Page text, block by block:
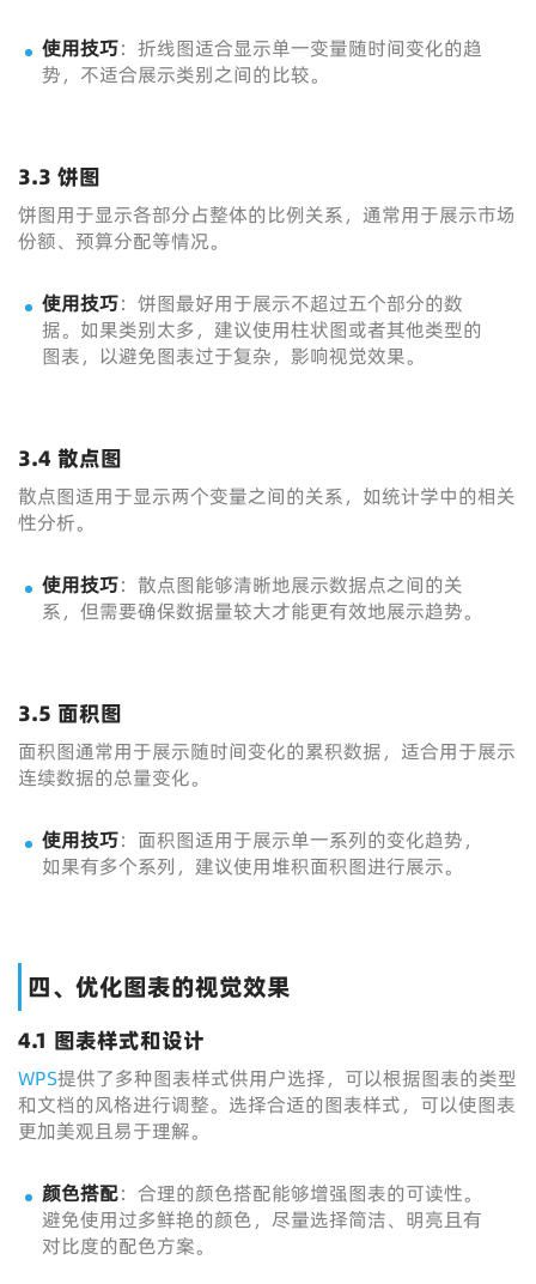
使用技巧：折线图适合显示单一变量随时间变化的趋
势，不适合展示类别之间的比较。
3.3 饼图
饼图用于显示各部分占整体的比例关系，通常用于展示市场
份额、预算分配等情况。
使用技巧：饼图最好用于展示不超过五个部分的数
据。如果类别太多，建议使用柱状图或者其他类型的
图表，以避免图表过于复杂，影响视觉效果。
3.4 散点图
散点图适用于显示两个变量之间的关系，如统计学中的相关
性分析。
使用技巧：散点图能够清晰地展示数据点之间的关
系，但需要确保数据量较大才能更有效地展示趋势。
3.5 面积图
面积图通常用于展示随时间变化的累积数据，适合用于展示
连续数据的总量变化。
使用技巧：面积图适用于展示单一系列的变化趋势，
如果有多个系列，建议使用堆积面积图进行展示。
四、优化图表的视觉效果
4.1 图表样式和设计
WPS提供了多种图表样式供用户选择，可以根据图表的类型
和文档的风格进行调整。选择合适的图表样式，可以使图表
更加美观且易于理解。
颜色搭配：合理的颜色搭配能够增强图表的可读性。
避免使用过多鲜艳的颜色，尽量选择简洁、明亮且有
对比度的配色方案。